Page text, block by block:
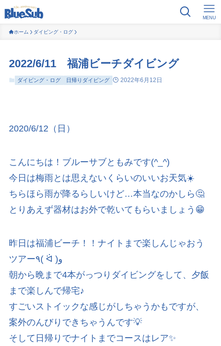
MENU
ホーム ダイビング・ログ
2022/6/11 福浦ビーチダイビング
ダイビング・ログ 日帰りダイビング 2022年6月12日
2020/6/12（日）
こんにちは！ブルーサブともみです(^_^)
今日は梅雨とは思えないくらいのいいお天気☀️
ちらほら雨が降るらしいけど…本当なのかしら🤔
とりあえず器材はお外で乾いてもらいましょう😁
昨日は福浦ビーチ！！ナイトまで楽しんじゃおう
ツアー٩( ᐛ )و
朝から晩まで4本がっつりダイビングをして、夕飯
まで楽しんで帰宅♪
すごいストイックな感じがしちゃうかもですが、
案外のんびりできちゃうんです💡
そして日帰りでナイトまでコースはレア✨